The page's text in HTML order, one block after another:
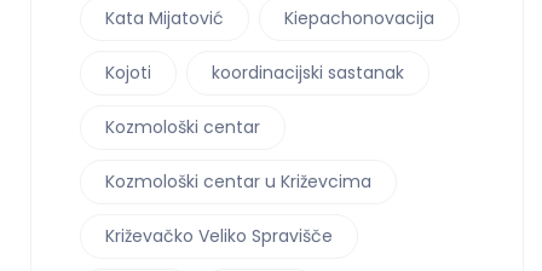
Kata Mijatović Kiepachonovacija
Kojoti koordinacijski sastanak
Kozmološki centar
Kozmološki centar u Križevcima
Križevačko Veliko Spravišče